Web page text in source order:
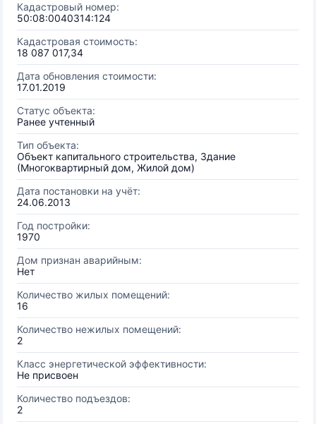
Кадастровый номер:
50:08:0040314:124
Кадастровая стоимость:
18 087 017,34
Дата обновления стоимости:
17.01.2019
Статус объекта:
Ранее учтенный
Тип объекта:
Объект капитального строительства, Здание
(Многоквартирный дом, Жилой дом)
Дата постановки на учёт:
24.06.2013
Год постройки:
1970
Дом признан аварийным:
Нет
Количество жилых помещений:
16
Количество нежилых помещений:
2
Класс энергетической эффективности:
Не присвоен
Количество подъездов:
2